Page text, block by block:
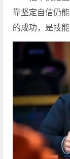
靠坚定自信仍
的成功，是技